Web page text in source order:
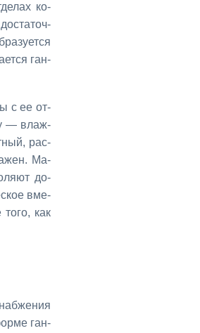
ко­
ган­
с ее от­
— влаж­
рас­
Ма­
до­
вме­
как
ган­